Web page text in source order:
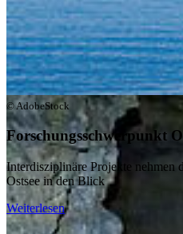
© AdobeStock
Forschungsschwerpunkt
Interdisziplinäre Projekte nehmen
Ostsee in den Blick
Weiterlesen